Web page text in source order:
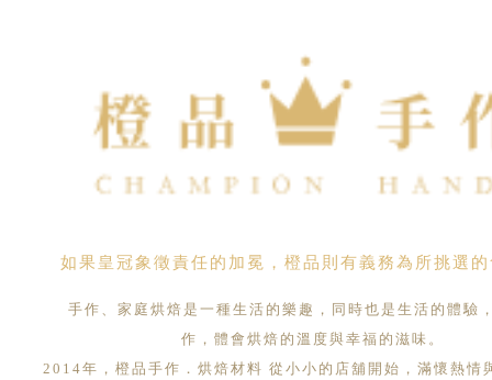
如果皇冠象徵責任的加冕，橙品則有義務為所挑選
手作、家庭烘焙是一種生活的樂趣，同時也是生活的體驗
作，體會烘焙的溫度與幸福的滋味。
2014年，橙品手作．烘焙材料 從小小的店舖開始，滿懷熱情